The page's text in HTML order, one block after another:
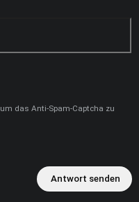
, um das Anti-Spam-Captcha zu
Antwort senden